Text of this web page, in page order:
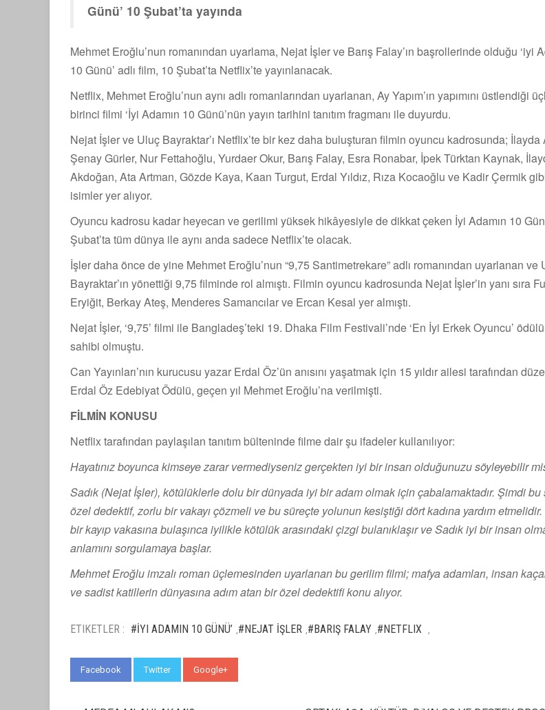
Günü’ 10 Şubat’ta yayında
Mehmet Eroğlu’nun romanından uyarlama, Nejat İşler ve Barış Falay’ın başrollerinde olduğu ‘iyi
10 Günü’ adlı film, 10 Şubat’ta Netflix’te yayınlanacak.
Netflix, Mehmet Eroğlu’nun aynı adlı romanlarından uyarlanan, Ay Yapım’ın yapımını üstlendiği
birinci filmi ‘İyi Adamın 10 Günü’nün yayın tarihini tanıtım fragmanı ile duyurdu.
Nejat İşler ve Uluç Bayraktar’ı Netflix’te bir kez daha buluşturan filmin oyuncu kadrosunda; İlayda
Şenay Gürler, Nur Fettahoğlu, Yurdaer Okur, Barış Falay, Esra Ronabar, İpek Türktan Kaynak,
Akdoğan, Ata Artman, Gözde Kaya, Kaan Turgut, Erdal Yıldız, Rıza Kocaoğlu ve Kadir Çermik gibi
isimler yer alıyor.
Oyuncu kadrosu kadar heyecan ve gerilimi yüksek hikâyesiyle de dikkat çeken İyi Adamın 10
Şubat’ta tüm dünya ile aynı anda sadece Netflix’te olacak.
İşler daha önce de yine Mehmet Eroğlu’nun “9,75 Santimetrekare” adlı romanından uyarlanan ve
Bayraktar’ın yönettiği 9,75 filminde rol almıştı. Filmin oyuncu kadrosunda Nejat İşler’in yanı sıra
Eryiğit, Berkay Ateş, Menderes Samancılar ve Ercan Kesal yer almıştı.
Nejat İşler, ‘9,75’ filmi ile Bangladeş’teki 19. Dhaka Film Festivali’nde ‘En İyi Erkek Oyuncu’
sahibi olmuştu.
Can Yayınları’nın kurucusu yazar Erdal Öz’ün anısını yaşatmak için 15 yıldır ailesi tarafından
Erdal Öz Edebiyat Ödülü, geçen yıl Mehmet Eroğlu’na verilmişti.
FİLMİN KONUSU
Netflix tarafından paylaşılan tanıtım bülteninde filme dair şu ifadeler kullanılıyor:
Hayatınız boyunca kimseye zarar vermediyseniz gerçekten iyi bir insan olduğunuzu söyleyebilir
Sadık (Nejat İşler), kötülüklerle dolu bir dünyada iyi bir adam olmak için çabalamaktadır. Şimdi bu
özel dedektif, zorlu bir vakayı çözmeli ve bu süreçte yolunun kesiştiği dört kadına yardım
bir kayıp vakasına bulaşınca iyilikle kötülük arasındaki çizgi bulanıklaşır ve Sadık iyi bir insan
anlamını sorgulamaya başlar.
Mehmet Eroğlu imzalı roman üçlemesinden uyarlanan bu gerilim filmi; mafya adamları, insan
ve sadist katillerin dünyasına adım atan bir özel dedektifi konu alıyor.
ETIKETLER : #İYI ADAMIN 10 GÜNÜ’ ,#NEJAT İŞLER ,#BARIŞ FALAY ,#NETFLIX ,
Facebook Twitter Google+
GÖSTERİSİNİ DENİZ